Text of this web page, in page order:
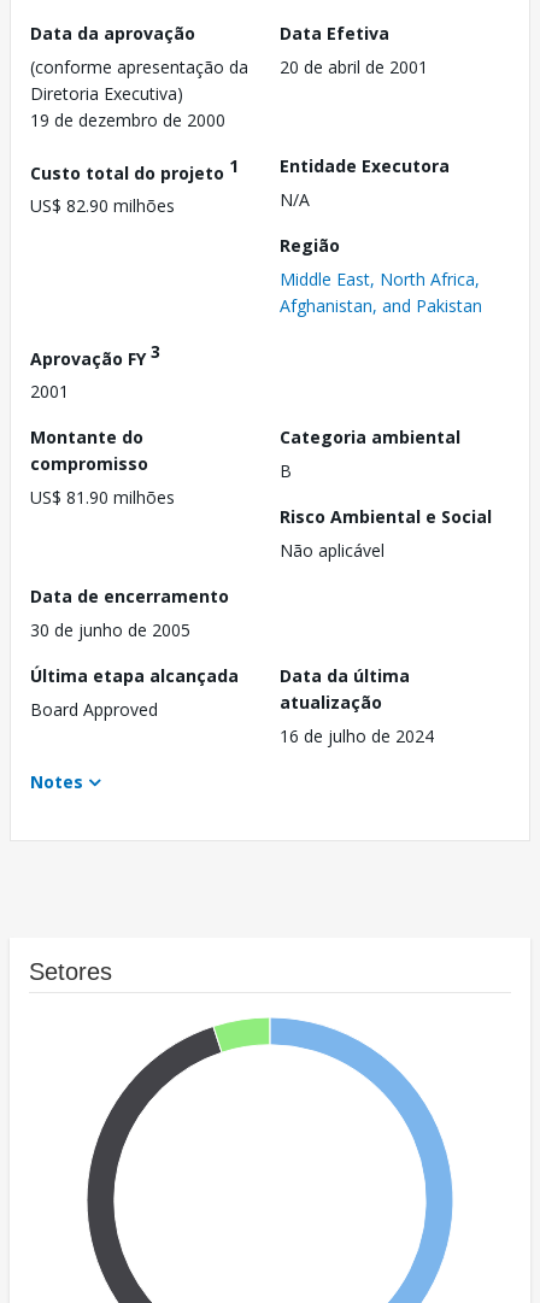
Data da aprovação
(conforme apresentação da
Diretoria Executiva)
19 de dezembro de 2000
Data Efetiva
20 de abril de 2001
Custo total do projeto 1
US$ 82.90 milhões
Entidade Executora
N/A
Região
Middle East, North Africa,
Afghanistan, and Pakistan
Aprovação FY3
2001
Montante do
compromisso
US$ 81.90 milhões
Categoria ambiental
B
Risco Ambiental e Social
Não aplicável
Data de encerramento
30 de junho de 2005
Última etapa alcançada
Board Approved
Data da última
atualização
16 de julho de 2024
Notes
Setores